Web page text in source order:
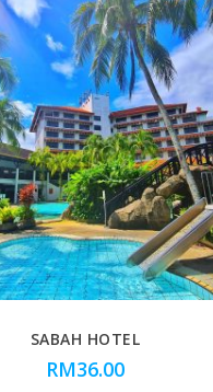
SABAH HOTEL
RM36.00